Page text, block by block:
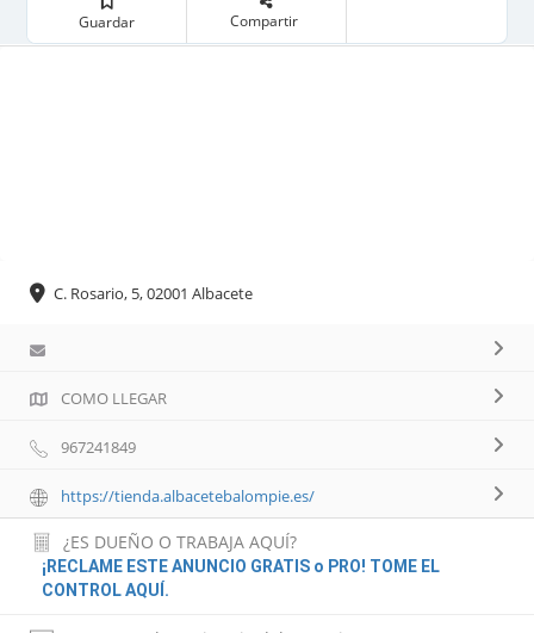
Guardar Compartir
C. Rosario, 5, 02001 Albacete
COMO LLEGAR
967241849
https://tienda.albacetebalompie.es/
¿ES DUEÑO O TRABAJA AQUÍ?
¡RECLAME ESTE ANUNCIO GRATIS o PRO! TOME EL
CONTROL AQUÍ.